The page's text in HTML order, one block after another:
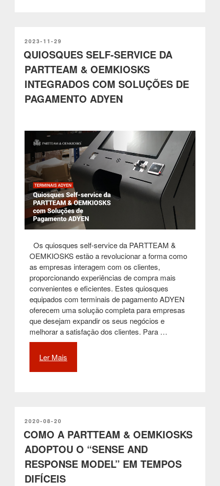
com
Software
THE
BRAIN
da
OEMKIOSKS”
PUBLICADO
EM
2023-11-29
QUIOSQUES SELF-SERVICE DA
PARTTEAM & OEMKIOSKS
INTEGRADOS COM SOLUÇÕES DE
PAGAMENTO ADYEN
Os quiosques self-service da PARTTEAM &
OEMKIOSKS estão a revolucionar a forma como
as empresas interagem com os clientes,
proporcionando experiências de compra mais
convenientes e eficientes. Estes quiosques
equipados com terminais de pagamento ADYEN
oferecem uma solução completa para empresas
que desejam expandir os seus negócios e
melhorar a satisfação dos clientes. Para …
Ler Mais
integrados
com
soluções
de
PUBLICADO
EM
2020-08-20
COMO A PARTTEAM & OEMKIOSKS
ADOPTOU O “SENSE AND
RESPONSE MODEL” EM TEMPOS
DIFÍCEIS